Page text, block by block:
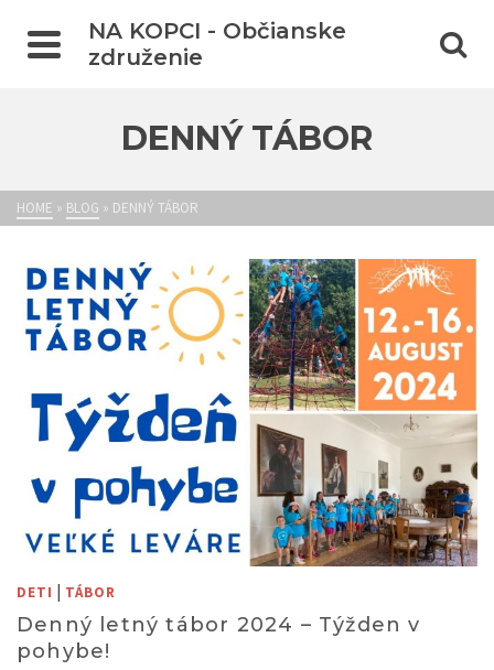
NA KOPCI - Občianske
združenie
DENNÝ TÁBOR
HOME » BLOG » DENNÝ TÁBOR
DETI | TÁBOR
Denný letný tábor 2024 – Týžden v
pohybe!